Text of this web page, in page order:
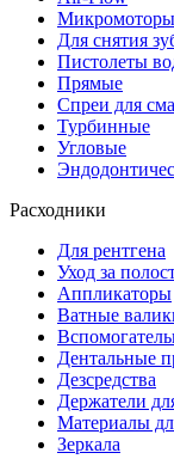
Микромоторы
Для снятия
Пистолеты
Прямые
Спреи для
Турбинные
Угловые
Расходники
Для рентгена
Уход за
Аппликаторы
Ватные
Дентальные
Дезсредства
Держатели
Материалы
Зеркала